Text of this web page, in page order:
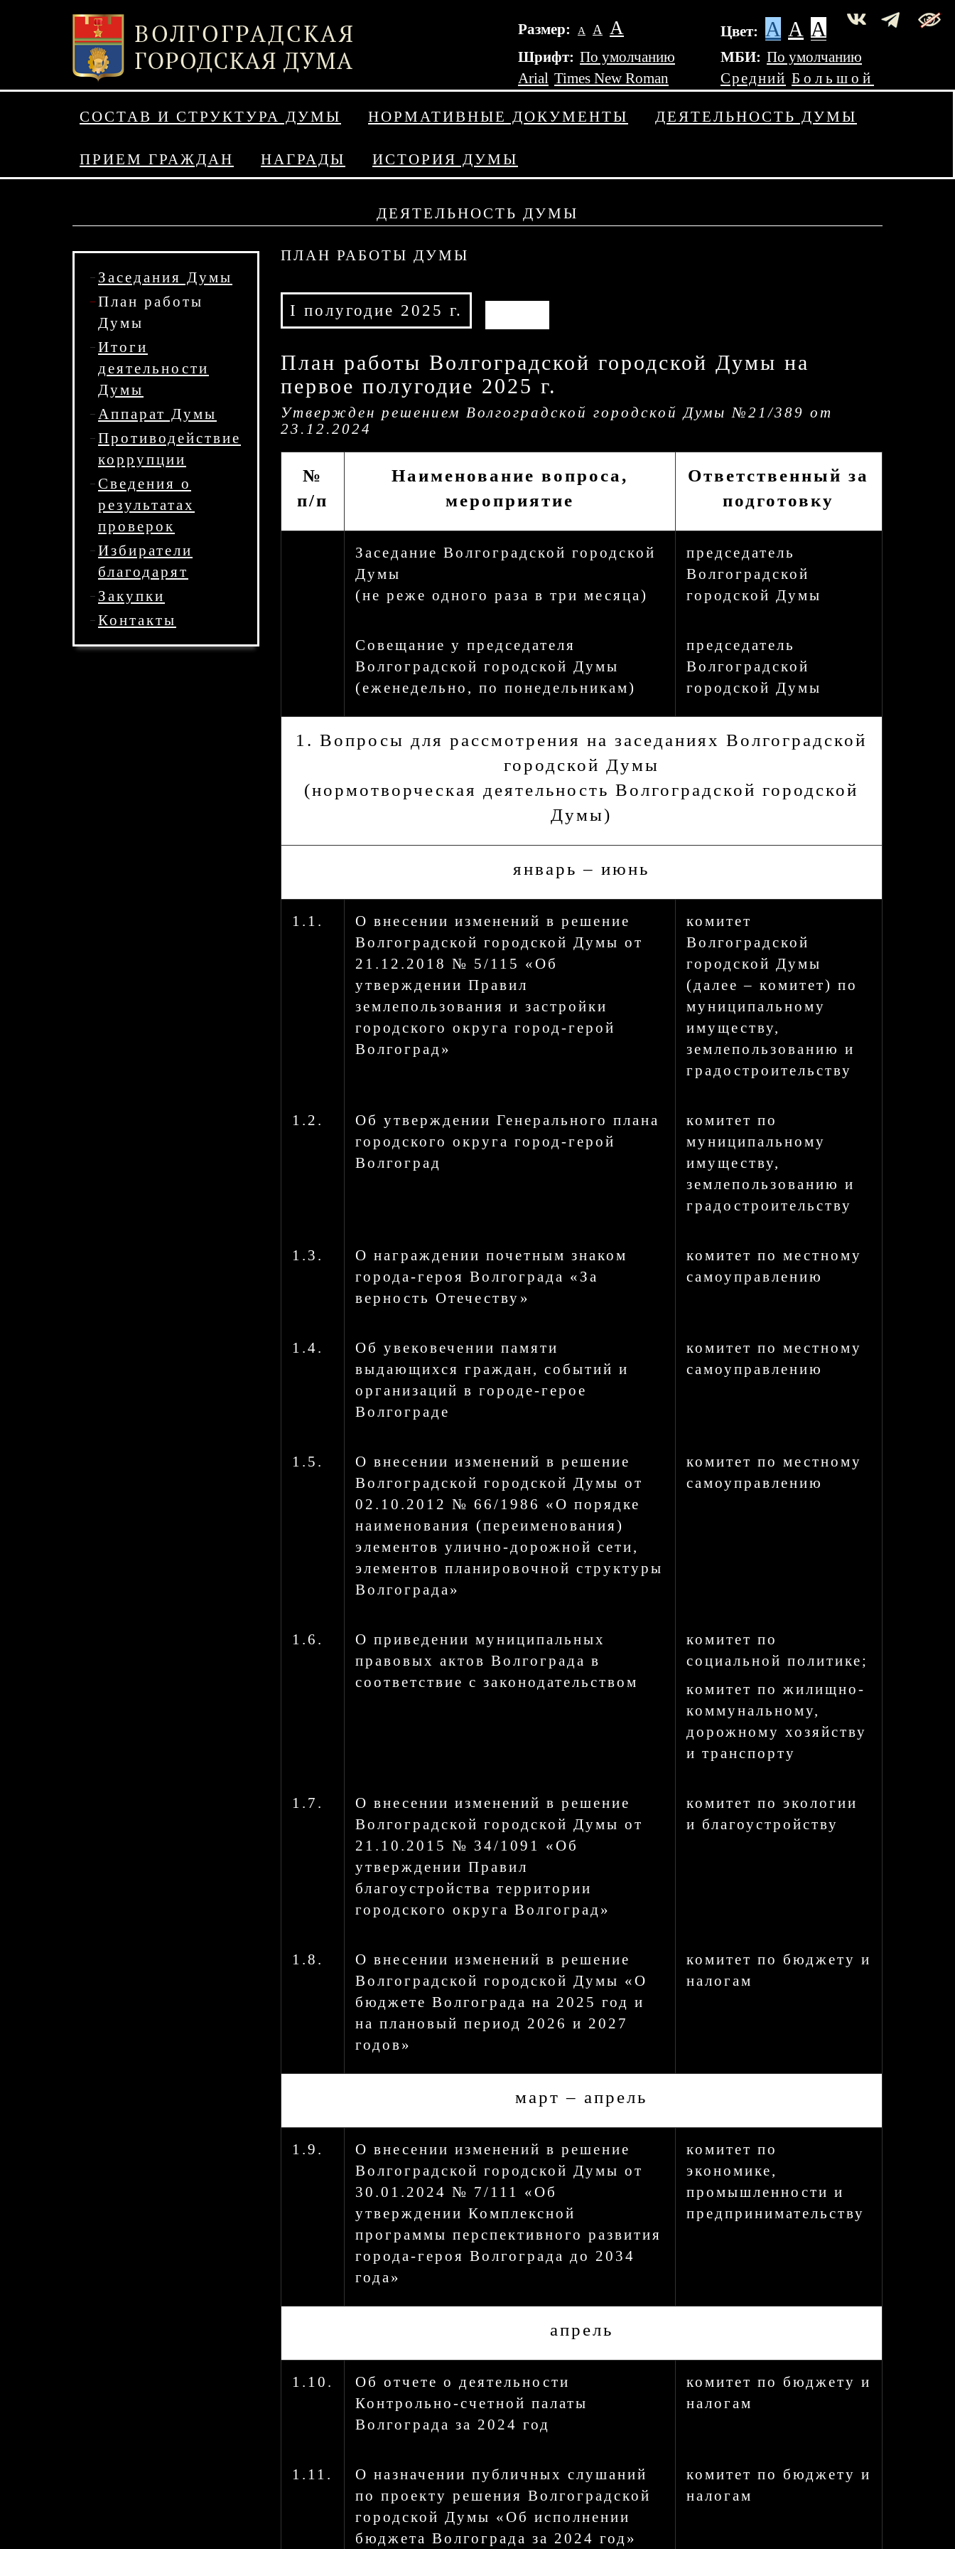
Размер: А А А Цвет: A A A
Шрифт: По умолчанию
Arial Times New Roman
МБИ: По умолчанию
Средний Большой
СОСТАВ И СТРУКТУРА ДУМЫ НОРМАТИВНЫЕ ДОКУМЕНТЫ ДЕЯТЕЛЬНОСТЬ ДУМЫ
ПРИЕМ ГРАЖДАН НАГРАДЫ ИСТОРИЯ ДУМЫ
ДЕЯТЕЛЬНОСТЬ ДУМЫ
Заседания Думы
План работы
Думы
Итоги
деятельности
Думы
Аппарат Думы
Противодействие
коррупции
Сведения о
результатах
проверок
Избиратели
благодарят
Закупки
Контакты
ПЛАН РАБОТЫ ДУМЫ
I полугодие 2025 г.
План работы Волгоградской городской Думы на
первое полугодие 2025 г.
Утвержден решением Волгоградской городской Думы №21/389 от
23.12.2024
№
п/п
Наименование вопроса,
мероприятие
Ответственный за
подготовку
Заседание Волгоградской городской
Думы
(не реже одного раза в три месяца)
председатель
Волгоградской
городской Думы
Совещание у председателя
Волгоградской городской Думы
(еженедельно, по понедельникам)
председатель
Волгоградской
городской Думы
1. Вопросы для рассмотрения на заседаниях Волгоградской
городской Думы
(нормотворческая деятельность Волгоградской городской
Думы)
январь – июнь
1.1.
О внесении изменений в решение
Волгоградской городской Думы от
21.12.2018 № 5/115 «Об
утверждении Правил
землепользования и застройки
городского округа город-герой
Волгоград»
комитет
Волгоградской
городской Думы
(далее – комитет) по
муниципальному
имуществу,
землепользованию и
градостроительству
1.2.
Об утверждении Генерального плана
городского округа город-герой
Волгоград
комитет по
муниципальному
имуществу,
землепользованию и
градостроительству
1.3.
О награждении почетным знаком
города-героя Волгограда «За
верность Отечеству»
комитет по местному
самоуправлению
1.4.
Об увековечении памяти
выдающихся граждан, событий и
организаций в городе-герое
Волгограде
комитет по местному
самоуправлению
1.5.
О внесении изменений в решение
Волгоградской городской Думы от
02.10.2012 № 66/1986 «О порядке
наименования (переименования)
элементов улично-дорожной сети,
элементов планировочной структуры
Волгограда»
комитет по местному
самоуправлению
1.6.
О приведении муниципальных
правовых актов Волгограда в
соответствие с законодательством
комитет по
социальной политике;
комитет по жилищно-
коммунальному,
дорожному хозяйству
и транспорту
1.7.
О внесении изменений в решение
Волгоградской городской Думы от
21.10.2015 № 34/1091 «Об
утверждении Правил
благоустройства территории
городского округа Волгоград»
комитет по экологии
и благоустройству
1.8.
О внесении изменений в решение
Волгоградской городской Думы «О
бюджете Волгограда на 2025 год и
на плановый период 2026 и 2027
годов»
комитет по бюджету и
налогам
март – апрель
1.9.
О внесении изменений в решение
Волгоградской городской Думы от
30.01.2024 № 7/111 «Об
утверждении Комплексной
программы перспективного развития
города-героя Волгограда до 2034
года»
комитет по
экономике,
промышленности и
предпринимательству
апрель
1.10.
Об отчете о деятельности
Контрольно-счетной палаты
Волгограда за 2024 год
комитет по бюджету и
налогам
1.11.
О назначении публичных слушаний
по проекту решения Волгоградской
городской Думы «Об исполнении
бюджета Волгограда за 2024 год»
комитет по бюджету и
налогам